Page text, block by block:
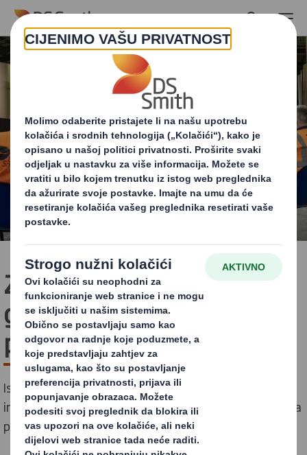
Skip to main content
Zašto je kružno
gospodarstvo najbolje za
poslovanje?
Istraživanja pokazuju kako će kupci kupovati više, a
investitori ulagati više, ukoliko se radi o organizaciji koja
posluje po modelu kružnog gospodarstva.